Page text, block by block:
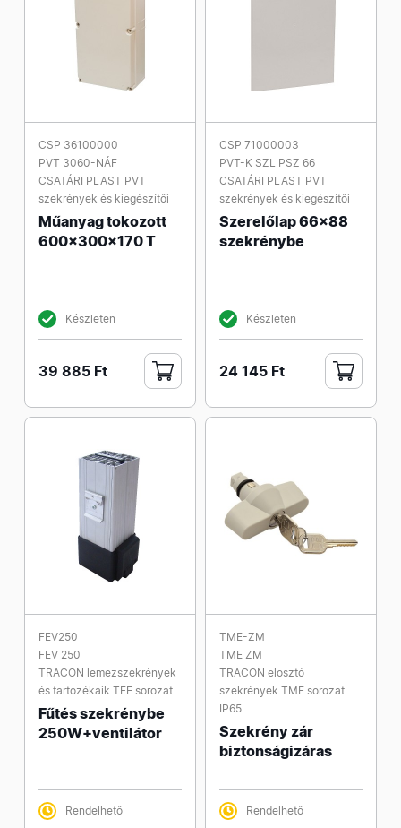
CSP 36100000
PVT 3060-NÁF
CSATÁRI PLAST PVT
szekrények és kiegészítői
Műanyag tokozott
600x300x170 T
Készleten
39 885 Ft
CSP 71000003
PVT-K SZL PSZ 66
CSATÁRI PLAST PVT
szekrények és kiegészítői
Szerelőlap 66x88
szekrénybe
Készleten
24 145 Ft
FEV250
FEV 250
TRACON lemezszekrények
és tartozékaik TFE sorozat
Fűtés szekrénybe
250W+ventilátor
Rendelhető
TME-ZM
TME ZM
TRACON elosztó
szekrények TME sorozat
IP65
Szekrény zár
biztonságizáras
Rendelhető